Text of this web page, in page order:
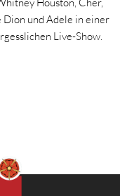
Houston, Cher,
Dion und Adele in einer
Live-Show.